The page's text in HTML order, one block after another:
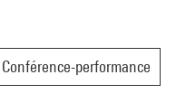
Conférence-performance